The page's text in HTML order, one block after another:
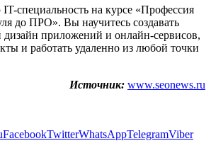
специальность на курсе «Профессия
до ПРО». Вы научитесь создавать
приложений и онлайн-сервисов,
и работать удаленно из любой точки
Источник: www.seonews.ru
FacebookTwitterWhatsAppTelegramViber